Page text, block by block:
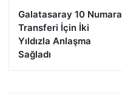
Galatasaray 10 Numara
Transferi İçin İki
Yıldızla Anlaşma
Sağladı